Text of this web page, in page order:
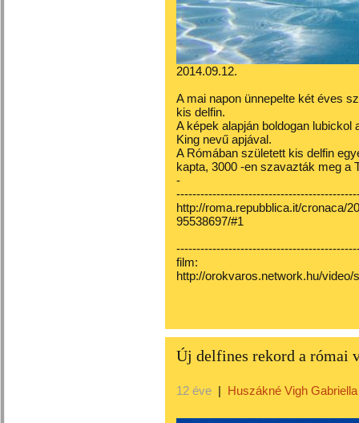
2014.09.12.
A mai napon ünnepelte két éves
kis delfin.
A képek alapján boldogan
King nevű apjával.
A Rómában született kis delfin
kapta, 3000 -en szavazták meg a
-
http://roma.repubblica.it/cronaca/
95538697/#1
film:
http://orokvaros.network.hu/
Új delfines rekord a római
12 éve | Huszákné Vigh Gabriella